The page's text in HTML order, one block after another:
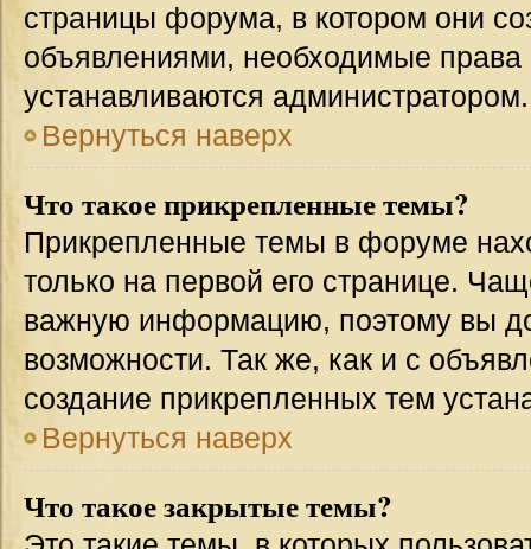
страницы форума, в котором они
объявлениями, необходимые права
устанавливаются администратором.
Вернуться наверх
Что такое прикрепленные темы?
Прикрепленные темы в форуме
только на первой его странице.
важную информацию, поэтому вы
возможности. Так же, как и с
создание прикрепленных тем
Вернуться наверх
Что такое закрытые темы?